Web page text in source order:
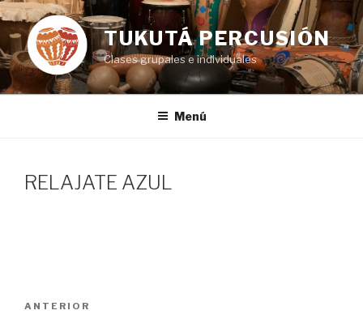
Ir
contenido
TUKUTÁ PERCUSIÓN
Clases grupales e individuales
Menú
RELAJATE AZUL
Entrada
ANTERIOR